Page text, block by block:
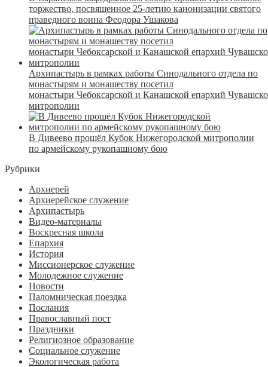
торжество, посвященное 25-летию канонизации святого
праведного воина Феодора Ушакова
Архипастырь в рамках работы Синодального отдела по
монастырям и монашеству посетил
монастыри Чебоксарской и Канашской епархий
митрополии
В Дивеево прошёл Кубок Нижегородской митрополии
по армейскому рукопашному бою
Рубрики
Архиерей
Архиерейское служение
Архипастырь
Видео-материалы
Воскресная школа
Епархия
История
Миссионерское служение
Молодежное служение
Новости
Паломническая поездка
Послания
Православный пост
Праздники
Религиозное образование
Социальное служение
Экологическая работа